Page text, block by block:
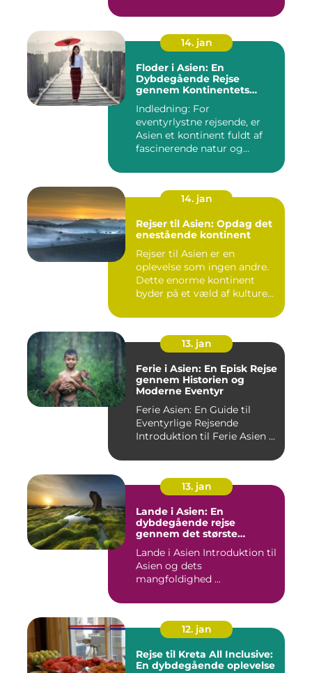
14. jan
Floder i Asien: En
Dybdegående Rejse
gennem Kontinentets
Indledning: For
eventyrlystne rejsende, er
Asien et kontinent fuldt af
fascinerende natur og
14. jan
Rejser til Asien: Opdag det
enestående kontinent
Rejser til Asien er en
oplevelse som ingen andre.
Dette enorme kontinent
byder på et væld af kulture...
13. jan
Ferie i Asien: En Episk Rejse
gennem Historien og
Moderne Eventyr
Ferie Asien: En Guide til
Eventyrlige Rejsende
Introduktion til Ferie Asien ...
13. jan
Lande i Asien: En
dybdegående rejse
gennem det største
Lande i Asien Introduktion til
Asien og dets
mangfoldighed ...
12. jan
Rejse til Kreta All Inclusive:
En dybdegående oplevelse